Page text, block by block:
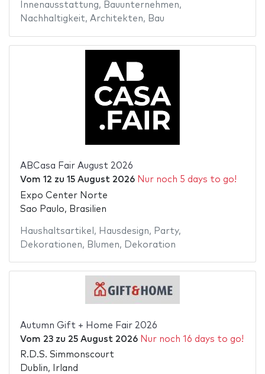
Innenausstattung, Bauunternehmen,
Nachhaltigkeit, Architekten, Bau
ABCasa Fair August 2026
Vom 12 zu 15 August 2026 Nur noch 5 days to go!
Expo Center Norte
Sao Paulo, Brasilien
Haushaltsartikel , Hausdesign, Party,
Dekorationen, Blumen, Dekoration
Autumn Gift + Home Fair 2026
Vom 23zu 25 August 2026 Nur noch 16 days to go!
R.D.S. Simmonscourt
Dublin, Irland